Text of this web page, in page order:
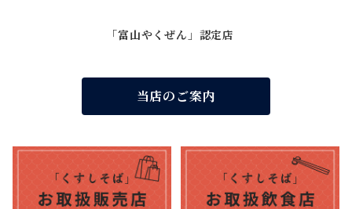
「富山やくぜん」認定店
当店のご案内